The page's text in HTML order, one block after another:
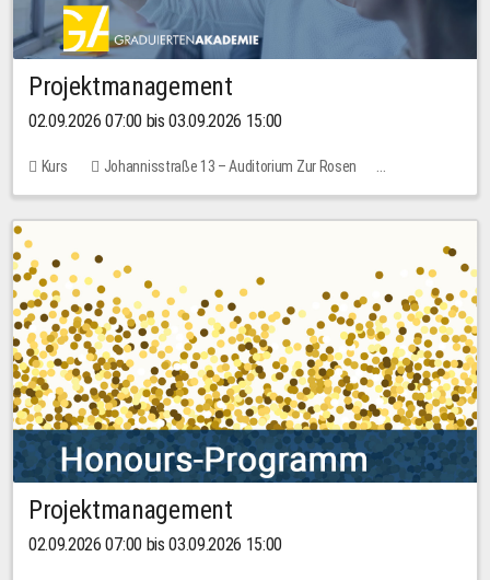
Projektmanagement
02.09.2026 07:00 bis 03.09.2026 15:00
Kurs
Johannisstraße 13 – Auditorium Zur Rosen
Keine freien Plätze
30,00 EUR
Projektmanagement
02.09.2026 07:00 bis 03.09.2026 15:00